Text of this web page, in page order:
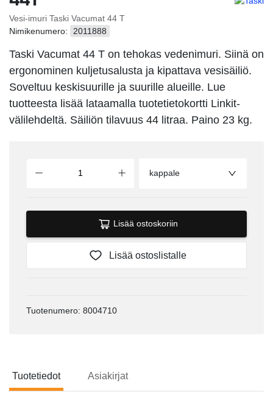
Vesi-imuri Taski Vacumat 44 T
Nimikenumero:
2011888
Taski Vacumat 44 T on tehokas vedenimuri. Siinä on
ergonominen kuljetusalusta ja kipattava vesisäiliö.
Soveltuu keskisuurille ja suurille alueille. Lue
tuotteesta lisää lataamalla tuotetietokortti Linkit-
välilehdeltä. Säiliön tilavuus 44 litraa. Paino 23 kg.
kappale
Lisää ostoskoriin
Lisää ostoslistalle
Tuotenumero: 8004710
Tuotetiedot Asiakirjat